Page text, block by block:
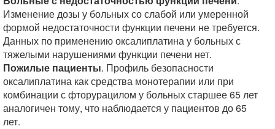
Изменение дозы у больных со слабой или умеренной
формой недостаточности функции печени не требуется.
Данных по применению оксалиплатина у больных с
тяжелыми нарушениями функции печени нет.
Пожилые пациенты. Профиль безопасности
оксалиплатина как средства монотерапии или при
комбинации с фторурацилом у больных старшее 65 лет
аналогичен тому, что наблюдается у пациентов до 65
лет.